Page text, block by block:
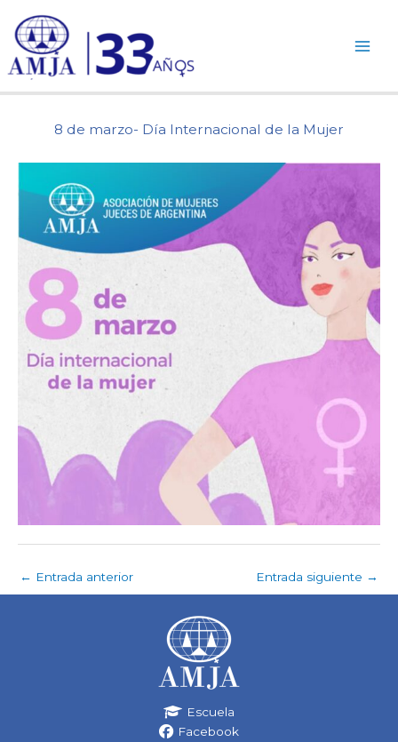
contenido
8 de marzo- Día Internacional de la Mujer
← Entrada anterior Entrada siguiente →
Escuela
Facebook